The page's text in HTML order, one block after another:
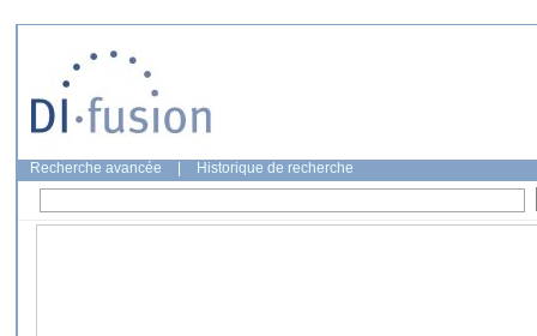
Recherche avancée Historique de recherche